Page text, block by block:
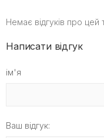
Немає відгуків про цей
Написати відгук
ім'я
Ваш відгук: